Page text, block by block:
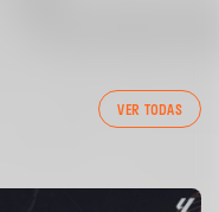
VER TODAS
CF 04/03/26